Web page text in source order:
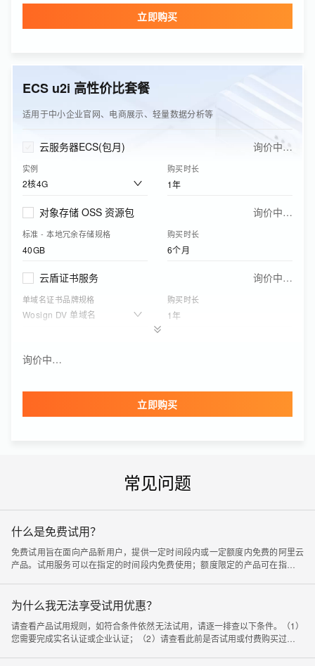
边缘安全加速资源包(可购买CDN/DCDN资源包、ESA基础版资源包)
下行流量 购买有效期
立即购买
ECS u2i 高性价比套餐
适用于中小企业官网、电商展示、轻量数据分析等
云服务器ECS(包月) 询价中…
实例
2核4G
购买时长
1年
对象存储 OSS 资源包 询价中…
标准 - 本地冗余存储规格
40GB
购买时长
6个月
云盾证书服务 询价中…
单域名证书品牌规格
Wosign DV 单域名
购买时长
1年
版本
10GB 1个月
询价中…
立即购买
常见问题
什么是免费试用？
免费试用旨在面向产品新用户，提供一定时间段内或一定额度内免费的阿里云
产品。试用服务可以在指定的时间段内免费使用；额度限定的产品可在指定额
为什么我无法享受试用优惠？
请查看产品试用规则，如符合条件依然无法试用，请逐一排查以下条件。（1）
您需要完成实名认证或企业认证；（2）请查看此前是否试用或付费购买过相关